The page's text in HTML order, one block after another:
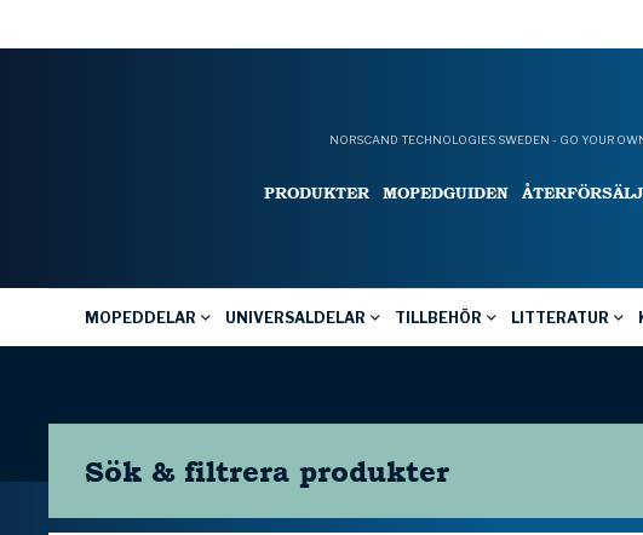
NORSCAND TECHNOLOGIES SWEDEN - GO YOUR
PRODUKTER MOPEDGUIDEN
MOPEDDELAR UNIVERSALDELAR TILLBEHÖR LITTERATUR
Sök & filtrera produkter